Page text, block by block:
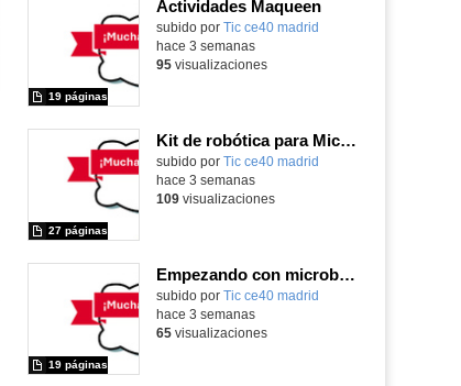
Actividades Maqueen
Contenido educativo.
subido por Tic ce40 madrid
19 páginas
hace 3 semanas
95visualizaciones
Kit de robótica para Micro:Bit
Contenido educativo.
subido por Tic ce40 madrid
27 páginas
hace 3 semanas
109visualizaciones
Empezando con microbit primaria
Contenido educativo.
subido por Tic ce40 madrid
19 páginas
hace 3 semanas
65visualizaciones